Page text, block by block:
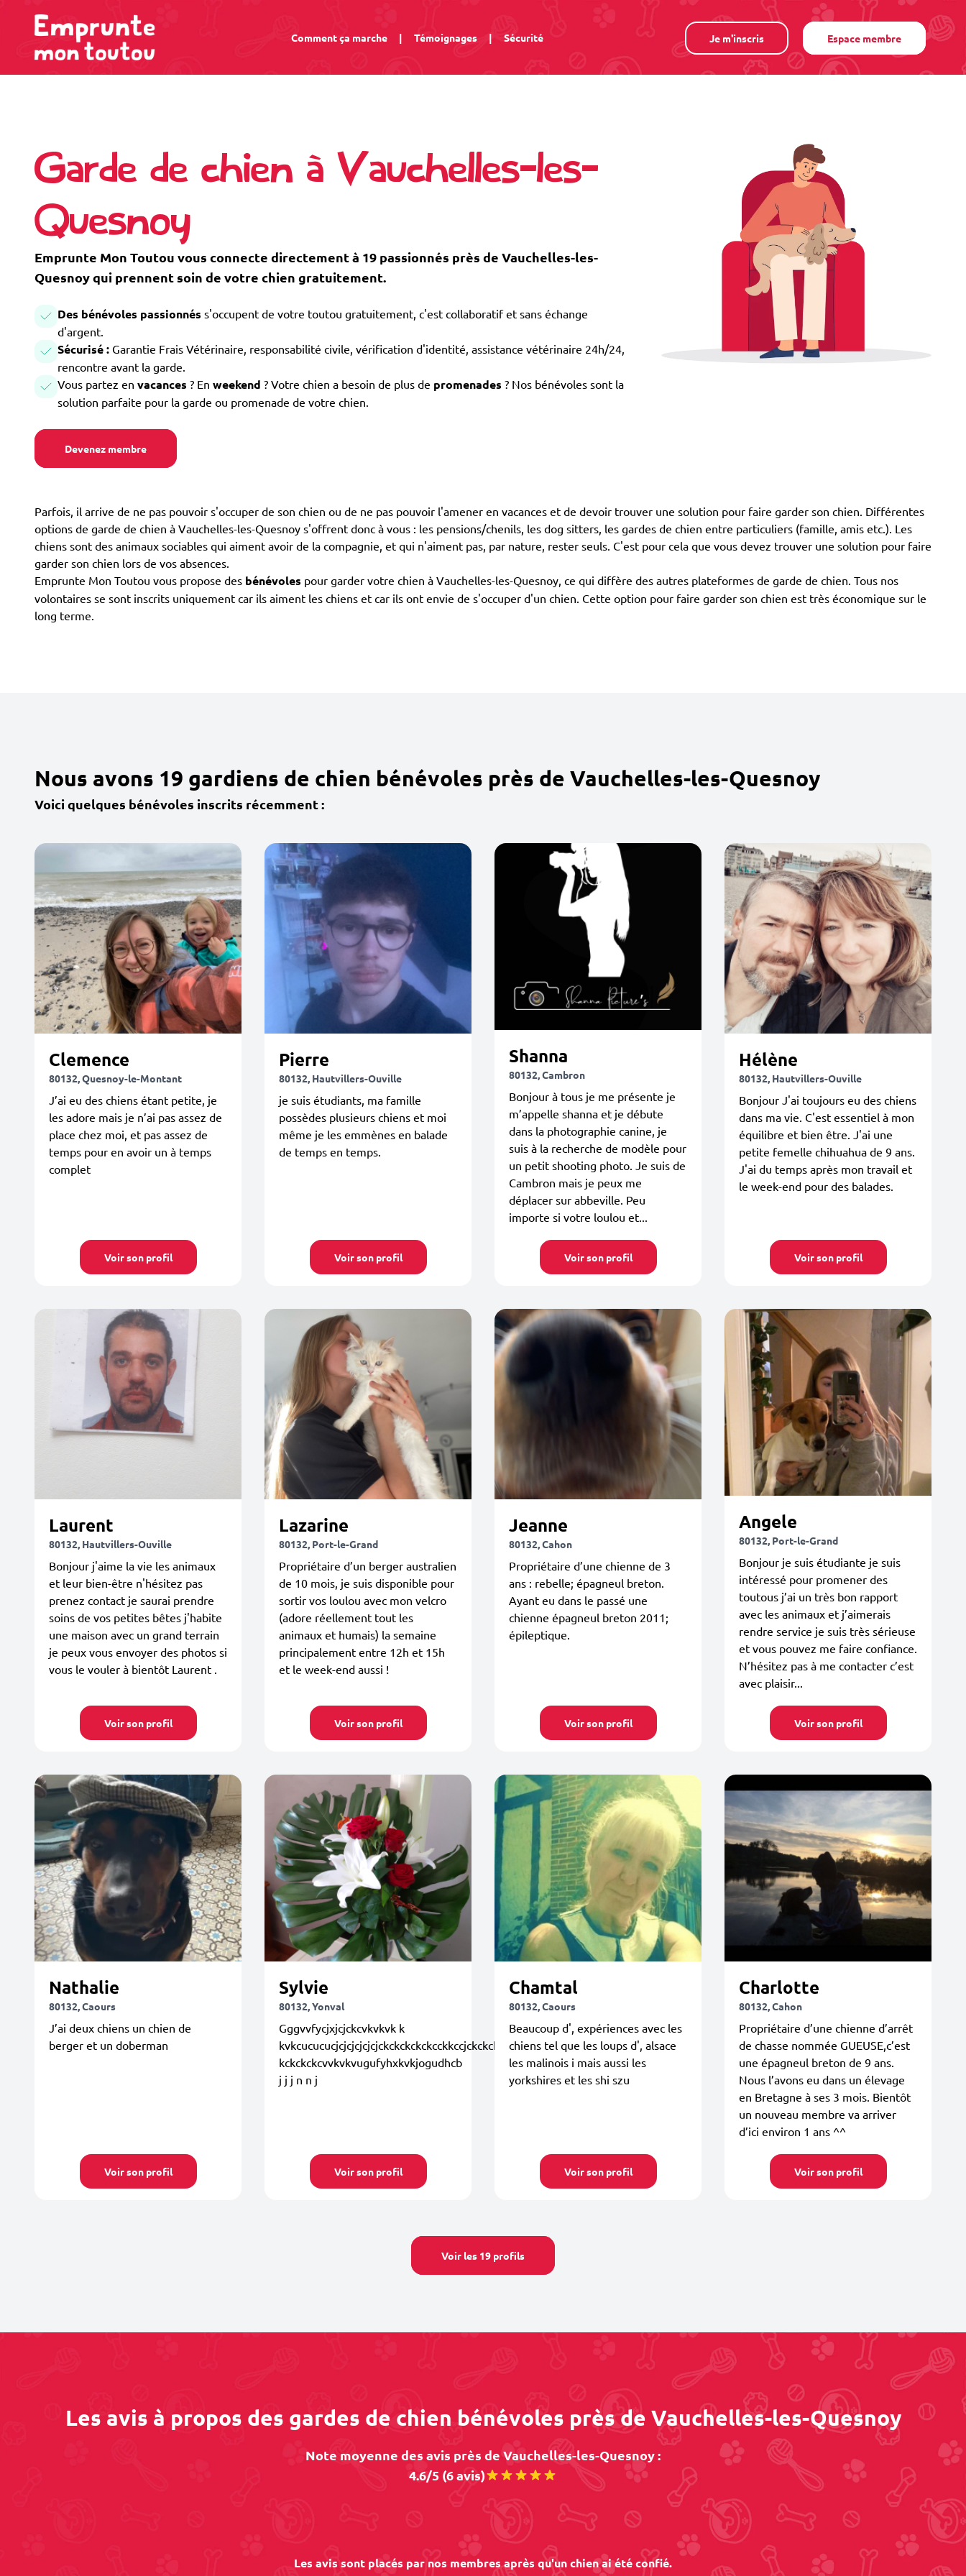
Comment ça marche | Témoignages | Sécurité Je m'inscris Espace membre
Garde de chien à Vauchelles-les-
Quesnoy
Emprunte Mon Toutou vous connecte directement à 19 passionnés près de Vauchelles-les-
Quesnoy qui prennent soin de votre chien gratuitement.
Des bénévoles passionnés s'occupent de votre toutou gratuitement, c'est collaboratif et sans échange
d'argent.
Sécurisé : Garantie Frais Vétérinaire, responsabilité civile, vérification d'identité, assistance vétérinaire 24h/24,
rencontre avant la garde.
Vous partez en vacances ? En weekend ? Votre chien a besoin de plus de promenades ? Nos bénévoles sont la
solution parfaite pour la garde ou promenade de votre chien.
Devenez membre
Parfois, il arrive de ne pas pouvoir s'occuper de son chien ou de ne pas pouvoir l'amener en vacances et de devoir trouver une solution pour faire garder son chien. Différentes
options de garde de chien à Vauchelles-les-Quesnoy s'offrent donc à vous : les pensions/chenils, les dog sitters, les gardes de chien entre particuliers (famille, amis etc.). Les
chiens sont des animaux sociables qui aiment avoir de la compagnie, et qui n'aiment pas, par nature, rester seuls. C'est pour cela que vous devez trouver une solution pour faire
garder son chien lors de vos absences.
Emprunte Mon Toutou vous propose des bénévoles pour garder votre chien à Vauchelles-les-Quesnoy, ce qui diffère des autres plateformes de garde de chien. Tous nos
volontaires se sont inscrits uniquement car ils aiment les chiens et car ils ont envie de s'occuper d'un chien. Cette option pour faire garder son chien est très économique sur le
long terme.
Nous avons 19 gardiens de chien bénévoles près de Vauchelles-les-Quesnoy
Voici quelques bénévoles inscrits récemment :
Clemence
80132, Quesnoy-le-Montant
J’ai eu des chiens étant petite, je
les adore mais je n’ai pas assez de
place chez moi, et pas assez de
temps pour en avoir un à temps
complet
Voir son profil
Pierre
80132, Hautvillers-Ouville
je suis étudiants, ma famille
possèdes plusieurs chiens et moi
même je les emmènes en balade
de temps en temps.
Voir son profil
Shanna
80132, Cambron
Bonjour à tous je me présente je
m’appelle shanna et je débute
dans la photographie canine, je
suis à la recherche de modèle pour
un petit shooting photo. Je suis de
Cambron mais je peux me
déplacer sur abbeville. Peu
importe si votre loulou et...
Voir son profil
Hélène
80132, Hautvillers-Ouville
Bonjour J'ai toujours eu des chiens
dans ma vie. C'est essentiel à mon
équilibre et bien être. J'ai une
petite femelle chihuahua de 9 ans.
J'ai du temps après mon travail et
le week-end pour des balades.
Voir son profil
Laurent
80132, Hautvillers-Ouville
Bonjour j'aime la vie les animaux
et leur bien-être n'hésitez pas
prenez contact je saurai prendre
soins de vos petites bêtes j'habite
une maison avec un grand terrain
je peux vous envoyer des photos si
vous le vouler à bientôt Laurent .
Voir son profil
Lazarine
80132, Port-le-Grand
Propriétaire d’un berger australien
de 10 mois, je suis disponible pour
sortir vos loulou avec mon velcro
(adore réellement tout les
animaux et humais) la semaine
principalement entre 12h et 15h
et le week-end aussi !
Voir son profil
Jeanne
80132, Cahon
Propriétaire d’une chienne de 3
ans : rebelle; épagneul breton.
Ayant eu dans le passé une
chienne épagneul breton 2011;
épileptique.
Voir son profil
Angele
80132, Port-le-Grand
Bonjour je suis étudiante je suis
intéressé pour promener des
toutous j’ai un très bon rapport
avec les animaux et j’aimerais
rendre service je suis très sérieuse
et vous pouvez me faire confiance.
N’hésitez pas à me contacter c’est
avec plaisir...
Voir son profil
Nathalie
80132, Caours
J’ai deux chiens un chien de
berger et un doberman
Voir son profil
Sylvie
80132, Yonval
Gggvvfycjxjcjckcvkvkvk k
kvkcucucucjcjcjcjcjcjckckckckckcckkccjckckckck
kckckckcvvkvkvugufyhxkvkjogudhcb
j j j n n j
Voir son profil
Chamtal
80132, Caours
Beaucoup d', expériences avec les
chiens tel que les loups d', alsace
les malinois i mais aussi les
yorkshires et les shi szu
Voir son profil
Charlotte
80132, Cahon
Propriétaire d’une chienne d’arrêt
de chasse nommée GUEUSE,c’est
une épagneul breton de 9 ans.
Nous l’avons eu dans un élevage
en Bretagne à ses 3 mois. Bientôt
un nouveau membre va arriver
d’ici environ 1 ans ^^
Voir son profil
Voir les 19 profils
Les avis à propos des gardes de chien bénévoles près de Vauchelles-les-Quesnoy
Note moyenne des avis près de Vauchelles-les-Quesnoy :
4.6/5 (6 avis)
Les avis sont placés par nos membres après qu'un chien ai été confié.